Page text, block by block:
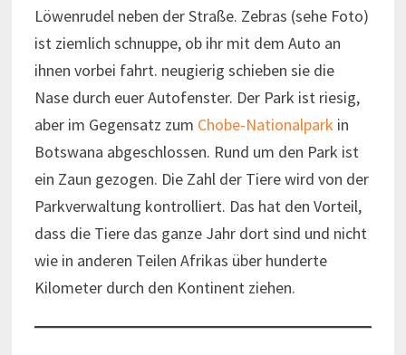
Löwenrudel neben der Straße. Zebras (sehe Foto)
ist ziemlich schnuppe, ob ihr mit dem Auto an
ihnen vorbei fahrt. neugierig schieben sie die
Nase durch euer Autofenster. Der Park ist riesig,
aber im Gegensatz zum Chobe-Nationalpark in
Botswana abgeschlossen. Rund um den Park ist
ein Zaun gezogen. Die Zahl der Tiere wird von der
Parkverwaltung kontrolliert. Das hat den Vorteil,
dass die Tiere das ganze Jahr dort sind und nicht
wie in anderen Teilen Afrikas über hunderte
Kilometer durch den Kontinent ziehen.